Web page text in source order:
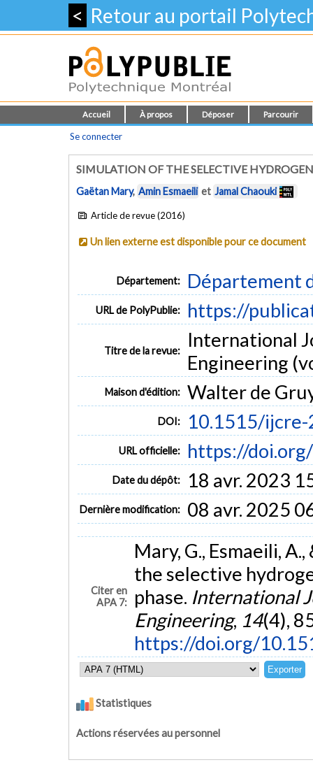
< Retour au portail
Accueil À propos Déposer Parcourir
Se connecter
SIMULATION OF THE SELECTIVE
Gaëtan Mary, Amin Esmaeili et Jamal Chaouki
Article de revue (2016)
Un lien externe est disponible pour ce document
Département: Département
URL de PolyPublie: https://
Titre de la revue:
International
Engineering
Maison d'édition: Walter de
DOI: 10.1515/
URL officielle: https://
Date du dépôt: 18 avr. 2023
Dernière modification: 08 avr. 2025
Citer en
APA 7:
Mary, G., Esmaeili,
the selective
phase. International
Engineering, 14(4),
https://doi.org/
Statistiques
Actions réservées au personnel